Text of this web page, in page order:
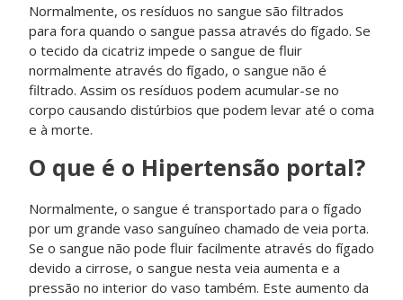
Normalmente, os resíduos no sangue são filtrados
para fora quando o sangue passa através do fígado. Se
o tecido da cicatriz impede o sangue de fluir
normalmente através do fígado, o sangue não é
filtrado. Assim os resíduos podem acumular-se no
corpo causando distúrbios que podem levar até o coma
e à morte.
O que é o Hipertensão portal?
Normalmente, o sangue é transportado para o fígado
por um grande vaso sanguíneo chamado de veia porta.
Se o sangue não pode fluir facilmente através do fígado
devido a cirrose, o sangue nesta veia aumenta e a
pressão no interior do vaso também. Este aumento da